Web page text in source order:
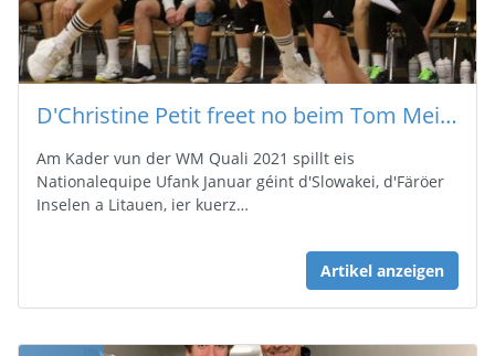
D'Christine Petit freet no beim Tom Meis…
Am Kader vun der WM Quali 2021 spillt eis
Nationalequipe Ufank Januar géint d'Slowakei, d'Färöer
Inselen a Litauen, ier kuerz…
Artikel anzeigen